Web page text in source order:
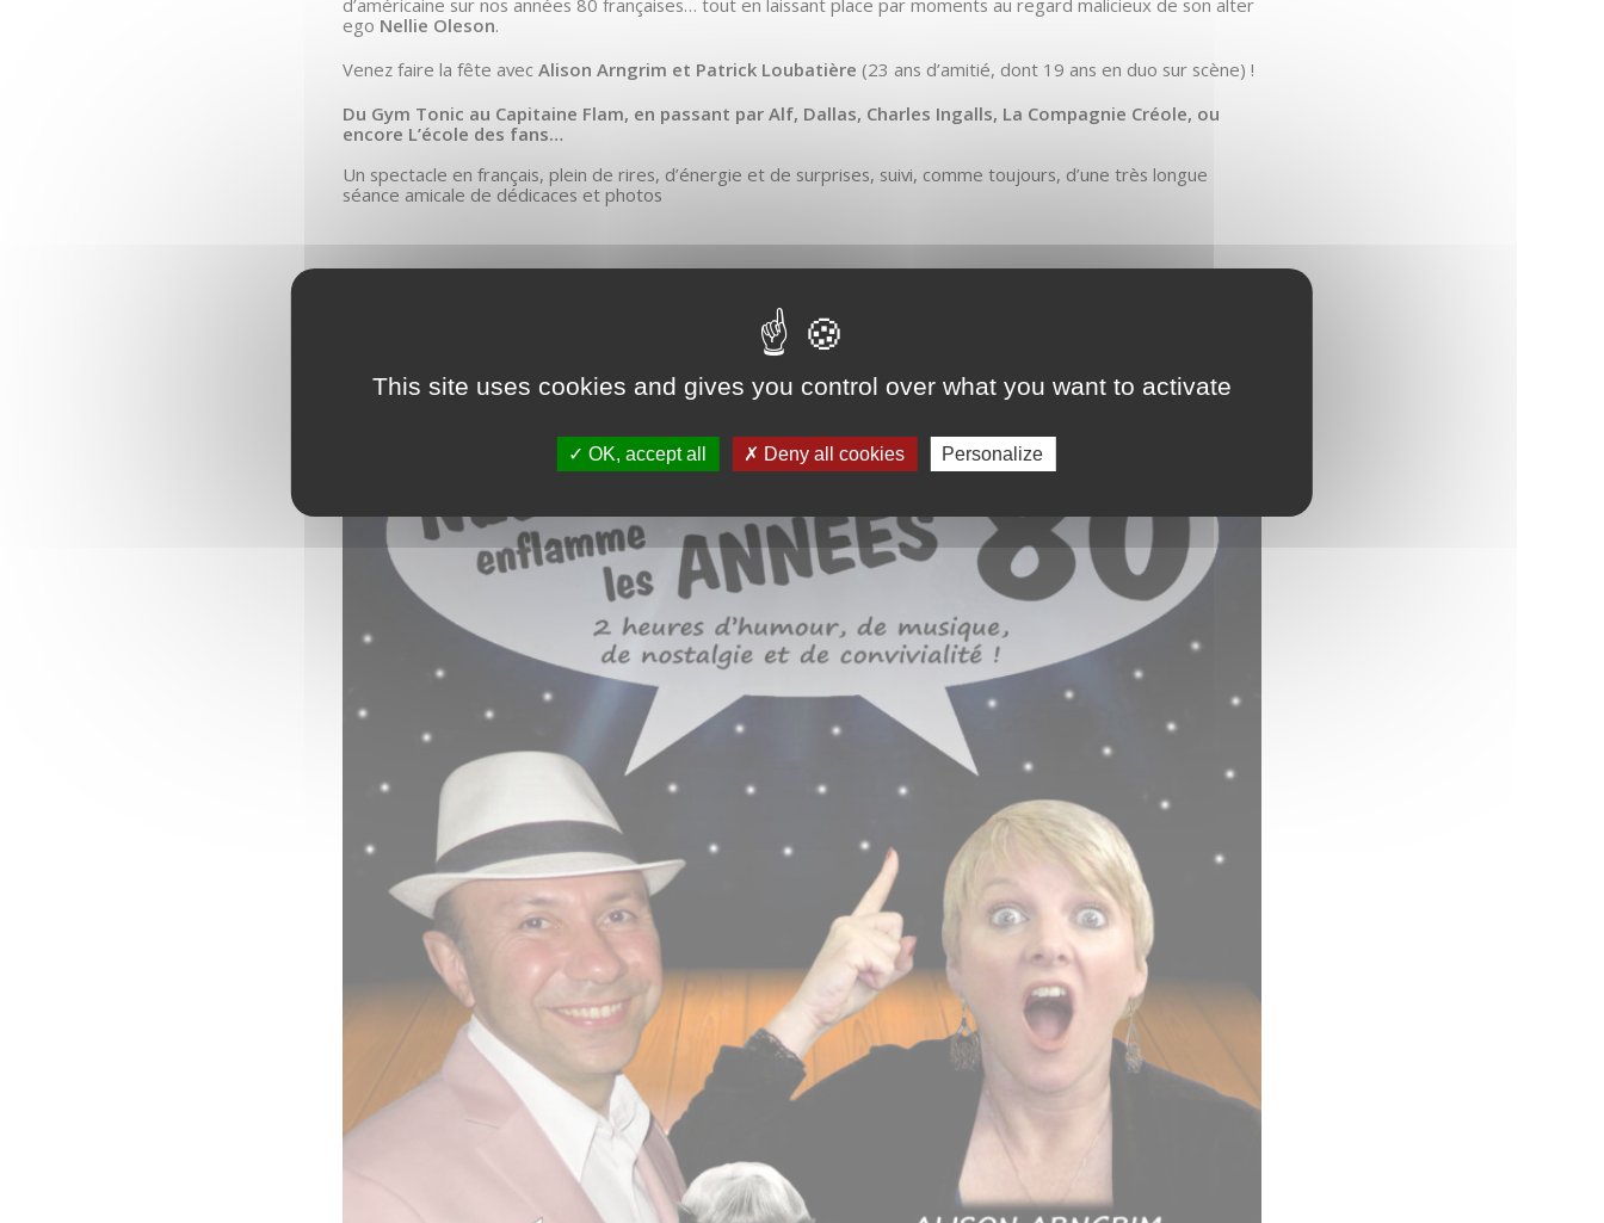
ego Nellie Oleson.
Venez faire la fête avec Alison Arngrim et Patrick Loubatière (23 ans d’amitié, dont 19 ans en duo sur scène) !
Du Gym Tonic au Capitaine Flam, en passant par Alf, Dallas, Charles Ingalls, La Compagnie Créole, ou
encore L’école des fans…
Un spectacle en français, plein de rires, d’énergie et de surprises, suivi, comme toujours, d’une très longue
séance amicale de dédicaces et photos
This site uses cookies and gives you control over what you want to activate
OK, accept all Deny all cookies Personalize